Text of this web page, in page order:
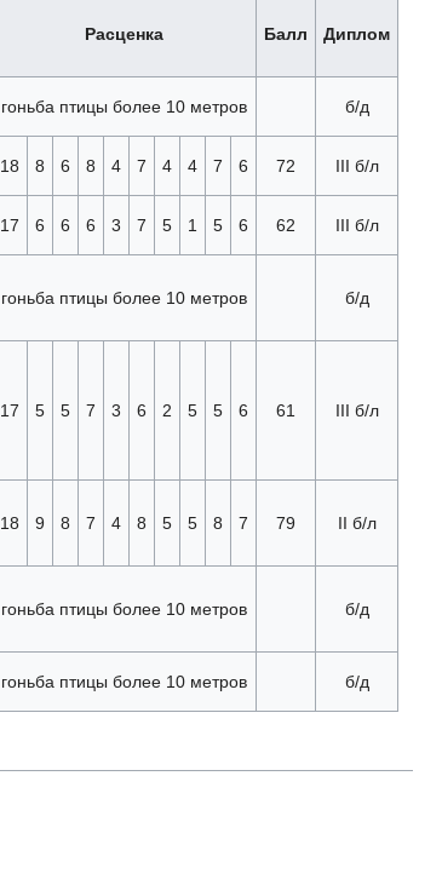
Расценка Балл Диплом
гоньба птицы более 10 метров б/д
18 8 6 8 4 7 4 4 7 6 72 III б/л
17 6 6 6 3 7 5 1 5 6 62 III б/л
гоньба птицы более 10 метров б/д
17 5 5 7 3 6 2 5 5 6 61 III б/л
18 9 8 7 4 8 5 5 8 7 79 II б/л
гоньба птицы более 10 метров б/д
гоньба птицы более 10 метров б/д